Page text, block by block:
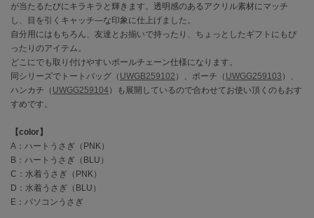
COLE HAAN
コール ハーン
CONVERSE
コンバース
EIMY ISTOIRE
エイミー イストワール
が当たるたびにキラキラと輝きます。透明感のあるアクリル素材にマッチ
し、目を引くキャッチ―な印象に仕上げました。
自分用にはもちろん、友達とお揃いで持ったり、ちょっとしたギフトにもぴ
ったりのアイテム。
どこにでも取り付けやすいボールチェーン仕様になります。
同シリーズでトートバッグ（ UWGB259102 ）、ポーチ（ UWGG259103 ）、
ハンカチ（ UWGG259104 ）も展開しているので合わせてお使い頂くのもおす
すめです。
【color】
A：ハートうさぎ（PNK）
B：ハートうさぎ（BLU）
C：水着うさぎ（PNK）
D：水着うさぎ（BLU）
E：パソコンうさぎ